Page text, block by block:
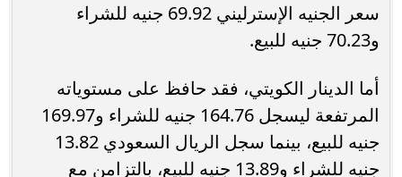
سعر الجنيه الإسترليني 69.92 جنيه للشراء
و70.23 جنيه للبيع.
أما الدينار الكويتي، فقد حافظ على مستوياته
المرتفعة ليسجل 164.76 جنيه للشراء و169.97
جنيه للبيع، بينما سجل الريال السعودي 13.82
جنيه للشراء و13.89 جنيه للبيع، بالتزامن مع